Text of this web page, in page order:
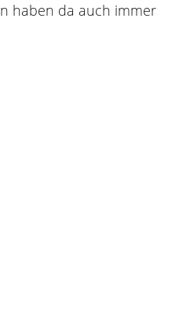
haben da auch immer